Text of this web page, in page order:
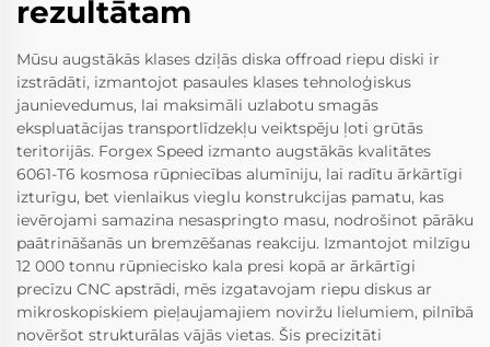
rezultātam
Mūsu augstākās klases dziļās diska offroad riepu diski ir
izstrādāti, izmantojot pasaules klases tehnoloģiskus
jaunievedumus, lai maksimāli uzlabotu smagās
ekspluatācijas transportlīdzekļu veiktspēju ļoti grūtās
teritorijās. Forgex Speed izmanto augstākās kvalitātes
6061-T6 kosmosa rūpniecības alumīniju, lai radītu ārkārtīgi
izturīgu, bet vienlaikus vieglu konstrukcijas pamatu, kas
ievērojami samazina nesaspringto masu, nodrošinot pārāku
paātrināšanās un bremzēšanas reakciju. Izmantojot milzīgu
12 000 tonnu rūpniecisko kala presi kopā ar ārkārtīgi
precīzu CNC apstrādi, mēs izgatavojam riepu diskus ar
mikroskopiskiem pieļaujamajiem noviržu lielumiem, pilnībā
novēršot strukturālas vājās vietas. Šis precizitāti